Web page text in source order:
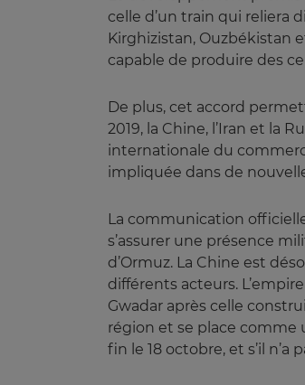
celle d’un train qui reliera
Kirghizistan, Ouzbékistan
capable de produire des
De plus, cet accord
2019, la Chine, l’Iran et la
internationale du
impliquée dans de
La communication
s’assurer une présence
d’Ormuz. La Chine est
différents acteurs.
Gwadar après celle
région et se place comme
fin le 18 octobre, et s’il